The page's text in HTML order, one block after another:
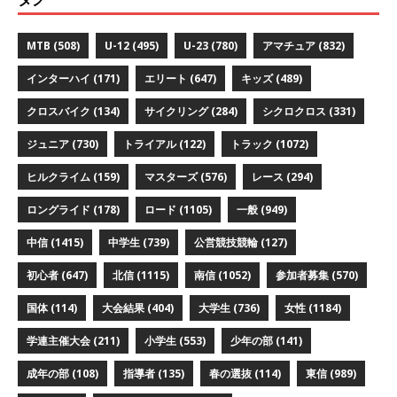
MTB (508) U-12 (495) U-23 (780) アマチュア (832)
インターハイ (171) エリート (647) キッズ(489)
クロスバイク (134) サイクリング(284) シクロクロス (331)
ジュニア (730) トライアル(122) トラック (1072)
ヒルクライム (159) マスターズ(576) レース (294)
ロングライド (178) ロード (1105) 一般 (949)
中信(1415) 中学生 (739) 公営競技競輪 (127)
初心者 (647) 北信(1115) 南信(1052) 参加者募集 (570)
国体(114) 大会結果 (404) 大学生 (736) 女性 (1184)
学連主催大会 (211) 小学生 (553) 少年の部 (141)
成年の部 (108) 指導者 (135) 春の選抜 (114) 東信(989)